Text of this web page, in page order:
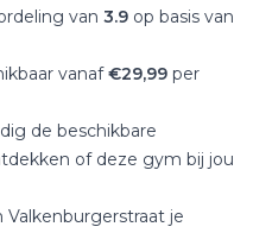
van 3.9 op basis van
vanaf€29,99 per
de beschikbare
of deze gym bij jou
je